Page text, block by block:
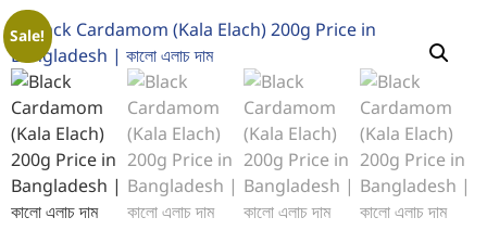
Sale!